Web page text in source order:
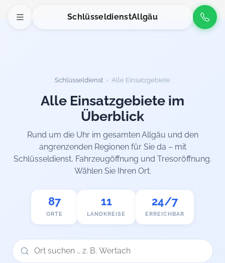
SchlüsseldienstAllgäu
Schlüsseldienst › Alle Einsatzgebiete
Alle Einsatzgebiete im
Überblick
Rund um die Uhr im gesamten Allgäu und den
angrenzenden Regionen für Sie da – mit
Schlüsseldienst, Fahrzeugöffnung und Tresoröffnung.
Wählen Sie Ihren Ort.
87
ORTE
11
LANDKREISE
24/7
ERREICHBAR